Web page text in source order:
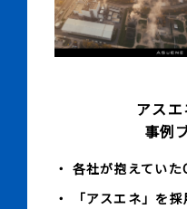
アス
事例
・ 各社が抱えてい
・ 「アスエネ」を